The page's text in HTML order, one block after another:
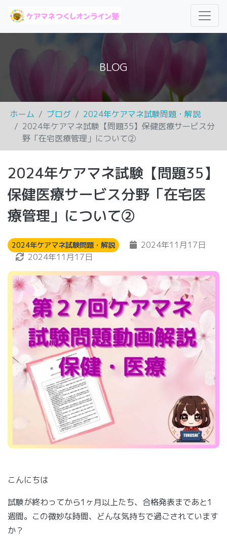
BLOG
ホーム ブログ
2024年ケアマネ試験問題・解説
2024年ケアマネ試験【問題35】保健医療サービス分
野「在宅医療管理」について②
2024年ケアマネ試験【問題35】
保健医療サービス分野「在宅医
療管理」について②
2024年ケアマネ試験問題・解説
2024年11月17日
2024年11月17日
こんにちは
試験が終わってから1ヶ月以上たち、合格発表まであと1
週間。この微妙な時間、どんな気持ちで過ごされています
か？